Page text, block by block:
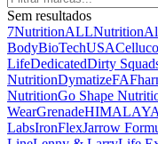
Sem resultados
7NutritionALLNutrition
BodyBioTechUSA
LifeDedicatedDirty
NutritionDymatizeFA
NutritionGo Shape
WearGrenade
LabsIronFlexJarrow